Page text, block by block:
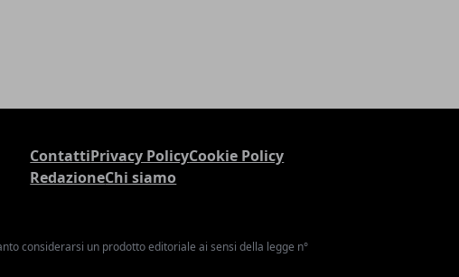
ContattiPrivacy PolicyCookie Policy
RedazioneChi siamo
considerarsi un prodotto editoriale ai sensi della legge n°